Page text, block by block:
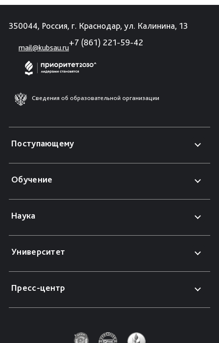
350044, Россия, г. Краснодар, ул. Калинина, 13
mail@kubsau.ru
+7 (861) 221-59-42
Сведения об образовательной организации
Поступающему
Обучение
Наука
Университет
Пресс-центр